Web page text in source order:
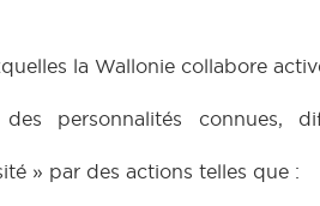
la Wallonie collabore
personnalités connues,
» par des actions telles que :